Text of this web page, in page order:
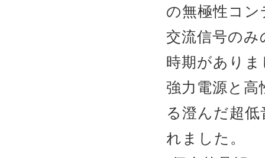
の無極性コ
交流信号の
時期があり
強力電源と
る澄んだ超
れました。